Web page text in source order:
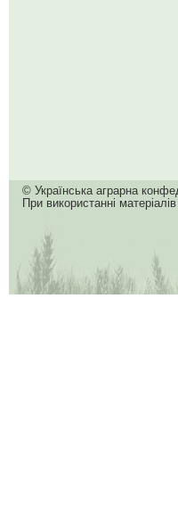
© Українська аграрна
При використанні